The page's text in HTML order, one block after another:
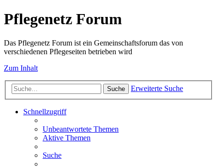
Pflegenetz Forum
Das Pflegenetz Forum ist ein Gemeinschaftsforum das von
verschiedenen Pflegeseiten betrieben wird
Zum Inhalt
Suche Erweiterte Suche
Schnellzugriff
Unbeantwortete Themen
Aktive Themen
Suche